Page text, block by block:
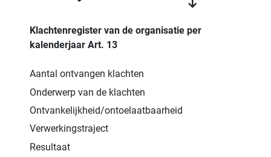
Klachtenregister van de organisatie per
kalenderjaar Art. 13
Aantal ontvangen klachten
Onderwerp van de klachten
Ontvankelijkheid/ontoelaatbaarheid
Verwerkingstraject
Resultaat